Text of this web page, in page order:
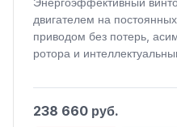
двигателем на
приводом без потерь,
ротора и
238 660 руб.